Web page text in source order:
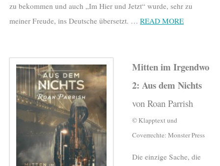
zu bekommen und auch „Im Hier und Jetzt“ wurde, sehr zu
meiner Freude, ins Deutsche übersetzt. …READ MORE
Mitten im Irgendwo
2: Aus dem Nichts
von Roan Parrish
© Klapptext und
Coverrechte: Monster Press
Die einzige Sache, die